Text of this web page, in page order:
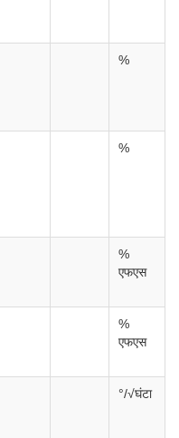
%
%
%
एफएस
%
एफएस
°/√घंटा